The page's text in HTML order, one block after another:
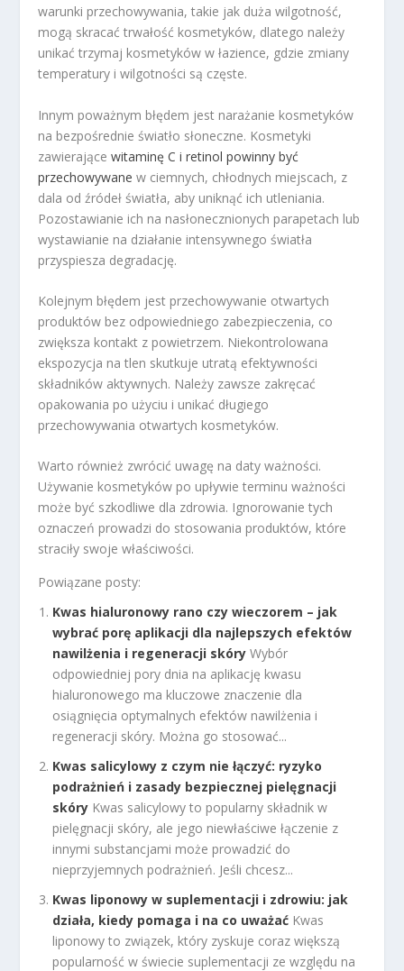
warunki przechowywania, takie jak duża wilgotność,
mogą skracać trwałość kosmetyków, dlatego należy
unikać trzymaj kosmetyków w łazience, gdzie zmiany
temperatury i wilgotności są częste.
Innym poważnym błędem jest narażanie kosmetyków
na bezpośrednie światło słoneczne. Kosmetyki
zawierającewitaminę C i retinol powinny być
przechowywane w ciemnych, chłodnych miejscach, z
dala od źródeł światła, aby uniknąć ich utleniania.
Pozostawianie ich na nasłonecznionych parapetach lub
wystawianie na działanie intensywnego światła
przyspiesza degradację.
Kolejnym błędem jest przechowywanie otwartych
produktów bez odpowiedniego zabezpieczenia, co
zwiększa kontakt z powietrzem. Niekontrolowana
ekspozycja na tlen skutkuje utratą efektywności
składników aktywnych. Należy zawsze zakręcać
opakowania po użyciu i unikać długiego
przechowywania otwartych kosmetyków.
Warto również zwrócić uwagę na daty ważności.
Używanie kosmetyków po upływie terminu ważności
może być szkodliwe dla zdrowia. Ignorowanie tych
oznaczeń prowadzi do stosowania produktów, które
straciły swoje właściwości.
Powiązane posty:
Kwas hialuronowy rano czy wieczorem – jak
wybrać porę aplikacji dla najlepszych efektów
nawilżenia i regeneracji skóry Wybór
odpowiedniej pory dnia na aplikację kwasu
hialuronowego ma kluczowe znaczenie dla
osiągnięcia optymalnych efektów nawilżenia i
regeneracji skóry. Można go stosować...
Kwas salicylowy z czym nie łączyć: ryzyko
podrażnień i zasady bezpiecznej pielęgnacji
skóry Kwas salicylowy to popularny składnik w
pielęgnacji skóry, ale jego niewłaściwe łączenie z
innymi substancjami może prowadzić do
nieprzyjemnych podrażnień. Jeśli chcesz...
Kwas liponowy w suplementacji i zdrowiu: jak
działa, kiedy pomaga i na co uważać Kwas
liponowy to związek, który zyskuje coraz większą
popularność w świecie suplementacji ze względu na